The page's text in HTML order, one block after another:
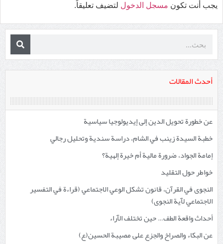
أحدث المقالات
عن خطورة تحويل الدين إلى إيديولوجيا سياسية
خطبة السيدة زينب في الشام، دراسة سندية وتحليل رجالي
إمامة الجواد، ضرورة مالية أم خيرة إلهية؟
خواطر حول التقليد
النجوى في القرآن، قانون تشكل الوعي الاجتماعي (قراءة في التفسير
الاجتماعي لآية النجوى)
أحداث واقعة الطف… حين تختلف الآراء
عن البكاء والصراخ والجزع على مصيبة الحسين(ع)
يجب أنت تكون مسجل الدخول لتضيف تعليقاً.